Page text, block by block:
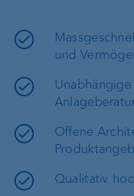
und
Offene
Qualitativ